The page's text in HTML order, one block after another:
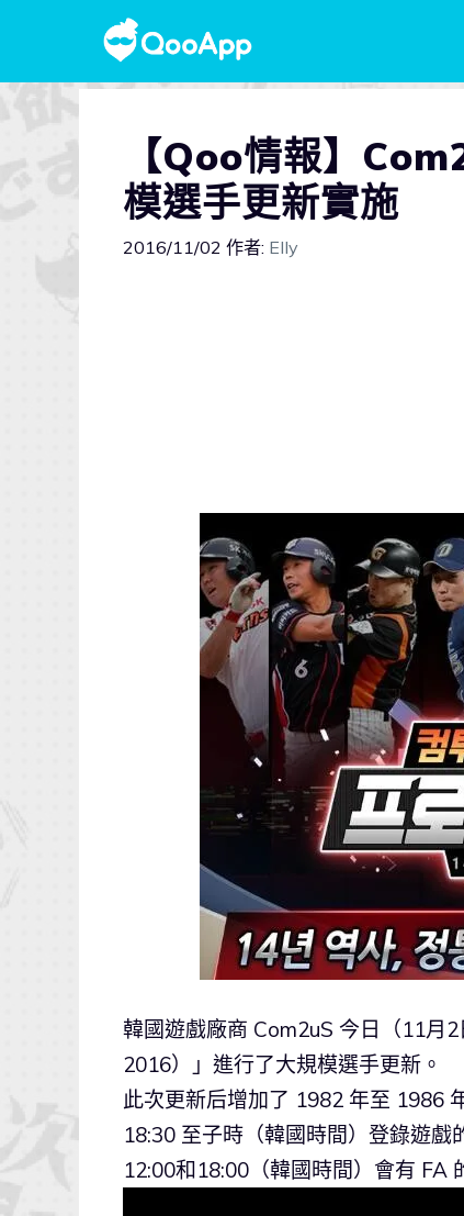
【Qoo情報】
模選手更新實施
2016/11/02 作者: Elly
韓國遊戲廠商 Com2uS 今日（11月
2016）」進行了大規模選手更新。
此次更新后增加了 1982 年至 1986
18:30 至子時（韓國時間）登錄遊
12:00和18:00（韓國時間）會有 FA